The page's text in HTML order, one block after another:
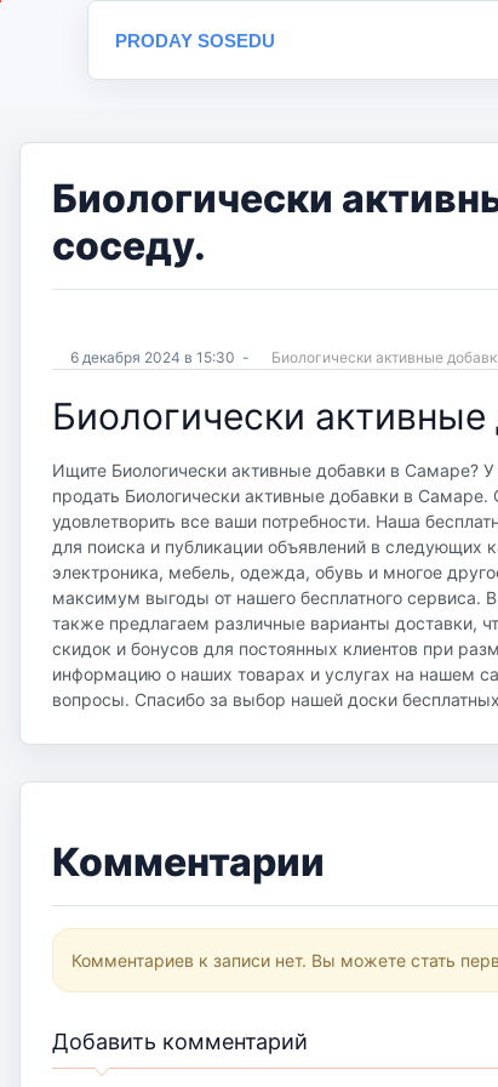
PRODAY SOSEDU
Биологически
соседу.
6 декабря 2024 в 15:30 - Биологически активные
Биологически
Ищите Биологически активные добавки в Самаре?
продать Биологически активные добавки в
удовлетворить все ваши потребности. Наша
для поиска и публикации объявлений в следующих
электроника, мебель, одежда, обувь и многое
максимум выгоды от нашего бесплатного сервиса.
также предлагаем различные варианты доставки,
скидок и бонусов для постоянных клиентов при
информацию о наших товарах и услугах на нашем
вопросы. Спасибо за выбор нашей доски
Комментарии
Комментариев к записи нет. Вы можете стать
Добавить комментарий